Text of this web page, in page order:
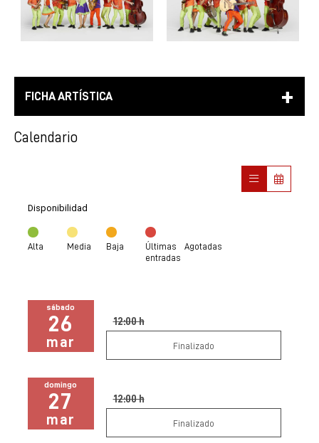
FICHA ARTÍSTICA
Calendario
Disponibilidad
Alta Media Baja
Últimas
entradas
Agotadas
sábado
26
mar
12:00 h
Finalizado
domingo
27
mar
12:00 h
Finalizado